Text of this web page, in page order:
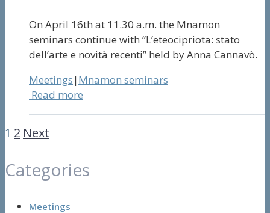
On April 16th at 11.30 a.m. the Mnamon
seminars continue with “L’eteocipriota: stato
dell’arte e novità recenti” held by Anna Cannavò.
Meetings|Mnamon seminars
Read more
1 2 Next
Categories
Meetings